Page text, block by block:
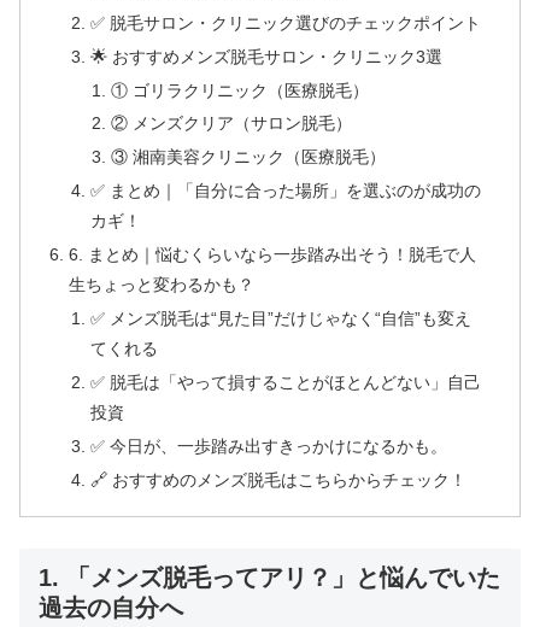
✅ 脱毛サロン・クリニック選びのチェックポイント
🌟 おすすめメンズ脱毛サロン・クリニック3選
① ゴリラクリニック（医療脱毛）
② メンズクリア（サロン脱毛）
③ 湘南美容クリニック（医療脱毛）
✅ まとめ｜「自分に合った場所」を選ぶのが成功の
カギ！
6. まとめ｜悩むくらいなら一歩踏み出そう！脱毛で人
生ちょっと変わるかも？
✅ メンズ脱毛は“見た目”だけじゃなく“自信”も変え
てくれる
✅ 脱毛は「やって損することがほとんどない」自己
投資
✅ 今日が、一歩踏み出すきっかけになるかも。
🔗 おすすめのメンズ脱毛はこちらからチェック！
1. 「メンズ脱毛ってアリ？」と悩んでいた
過去の自分へ